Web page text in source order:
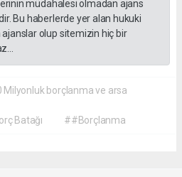
müdahalesi olmadan ajans
Bu haberlerde yer alan hukuki
olup sitemizin hiç bir
borçlanma ve arsa
Batağı ##Borçlanma